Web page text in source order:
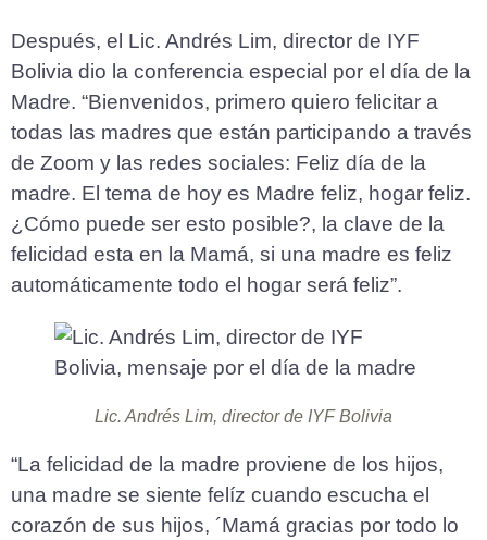
Después, el Lic. Andrés Lim, director de IYF
Bolivia dio la conferencia especial por el día de la
Madre. “Bienvenidos, primero quiero felicitar a
todas las madres que están participando a través
de Zoom y las redes sociales: Feliz día de la
madre. El tema de hoy es Madre feliz, hogar feliz.
¿Cómo puede ser esto posible?, la clave de la
felicidad esta en la Mamá, si una madre es feliz
automáticamente todo el hogar será feliz”.
Lic. Andrés Lim, director de IYF Bolivia
“La felicidad de la madre proviene de los hijos,
una madre se siente felíz cuando escucha el
corazón de sus hijos, ´Mamá gracias por todo lo